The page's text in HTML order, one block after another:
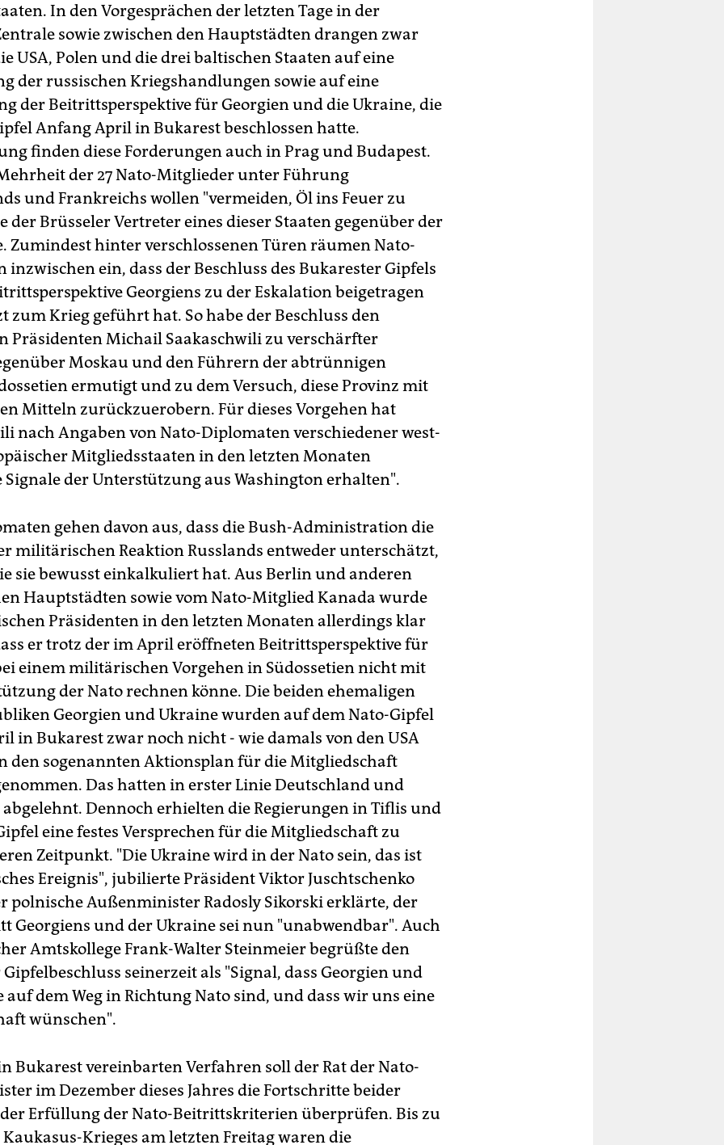
In den Vorgesprächen der letzten Tage in der
sowie zwischen den Hauptstädten drangen zwar
USA, Polen und die drei baltischen Staaten auf eine
der russischen Kriegshandlungen sowie auf eine
der Beitrittsperspektive für Georgien und die Ukraine, die
Anfang April in Bukarest beschlossen hatte.
finden diese Forderungen auch in Prag und Budapest.
der 27 Nato-Mitglieder unter Führung
und Frankreichs wollen "vermeiden, Öl ins Feuer zu
der Brüsseler Vertreter eines dieser Staaten gegenüber der
Zumindest hinter verschlossenen Türen räumen Nato-
inzwischen ein, dass der Beschluss des Bukarester Gipfels
Georgiens zu der Eskalation beigetragen
zum Krieg geführt hat. So habe der Beschluss den
Präsidenten Michail Saakaschwili zu verschärfter
Moskau und den Führern der abtrünnigen
ermutigt und zu dem Versuch, diese Provinz mit
Mitteln zurückzuerobern. Für dieses Vorgehen hat
nach Angaben von Nato-Diplomaten verschiedener west-
Mitgliedsstaaten in den letzten Monaten
Signale der Unterstützung aus Washington erhalten".
gehen davon aus, dass die Bush-Administration die
militärischen Reaktion Russlands entweder unterschätzt,
sie bewusst einkalkuliert hat. Aus Berlin und anderen
Hauptstädten sowie vom Nato-Mitglied Kanada wurde
Präsidenten in den letzten Monaten allerdings klar
er trotz der im April eröffneten Beitrittsperspektive für
einem militärischen Vorgehen in Südossetien nicht mit
der Nato rechnen könne. Die beiden ehemaligen
Georgien und Ukraine wurden auf dem Nato-Gipfel
in Bukarest zwar noch nicht - wie damals von den USA
den sogenannten Aktionsplan für die Mitgliedschaft
Das hatten in erster Linie Deutschland und
Dennoch erhielten die Regierungen in Tiflis und
eine festes Versprechen für die Mitgliedschaft zu
Zeitpunkt. "Die Ukraine wird in der Nato sein, das ist
Ereignis", jubilierte Präsident Viktor Juschtschenko
polnische Außenminister Radosly Sikorski erklärte, der
Georgiens und der Ukraine sei nun "unabwendbar". Auch
Amtskollege Frank-Walter Steinmeier begrüßte den
seinerzeit als "Signal, dass Georgien und
auf dem Weg in Richtung Nato sind, und dass wir uns eine
wünschen".
Bukarest vereinbarten Verfahren soll der Rat der Nato-
im Dezember dieses Jahres die Fortschritte beider
Erfüllung der Nato-Beitrittskriterien überprüfen. Bis zu
Kaukasus-Krieges am letzten Freitag waren die